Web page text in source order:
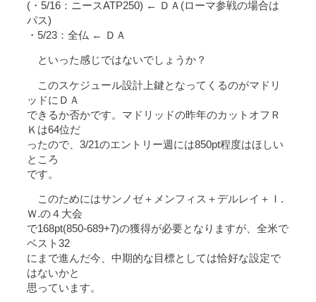
(・5/16：ニースATP250) ← ＤＡ(ローマ参戦の場合は
パス)
・5/23：全仏 ← ＤＡ
といった感じではないでしょうか？
このスケジュール設計上鍵となってくるのがマドリ
ッドにＤＡ
できるか否かです。マドリッドの昨年のカットオフＲ
Ｋは64位だ
ったので、3/21のエントリー週には850pt程度はほしい
ところ
です。
このためにはサンノゼ＋メンフィス＋デルレイ＋Ｉ.
Ｗ.の４大会
で168pt(850-689+7)の獲得が必要となりますが、全米で
ベスト32
にまで進んだ今、中期的な目標としては恰好な設定で
はないかと
思っています。